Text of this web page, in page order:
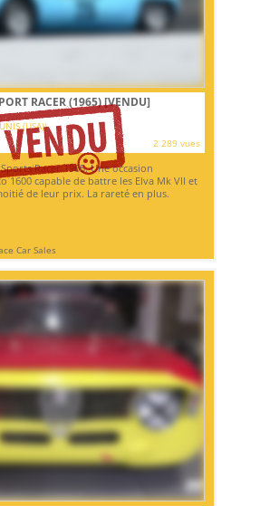
RACER (1965)[VENDU]
(USA))
2 289 vues
Racer 1965. Une occasion
1600 capable de battre les Elva Mk VII et
de leur prix. La rareté en plus.
Car Sales